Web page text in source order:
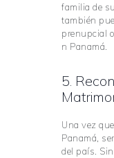
familia de
también
prenupcial
n Panamá.
5.
Una vez
Panamá,
del país.